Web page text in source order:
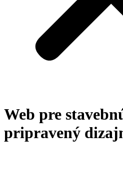
Web pre
pripravený